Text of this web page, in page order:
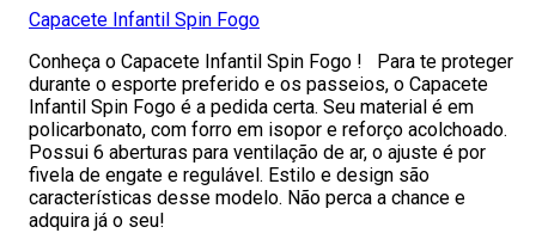
Capacete Infantil Spin Fogo
Conheça o Capacete Infantil Spin Fogo ! Para te proteger
durante o esporte preferido e os passeios, o Capacete
Infantil Spin Fogo é a pedida certa. Seu material é em
policarbonato, com forro em isopor e reforço acolchoado.
Possui 6 aberturas para ventilação de ar, o ajuste é por
fivela de engate e regulável. Estilo e design são
características desse modelo. Não perca a chance e
adquira já o seu!